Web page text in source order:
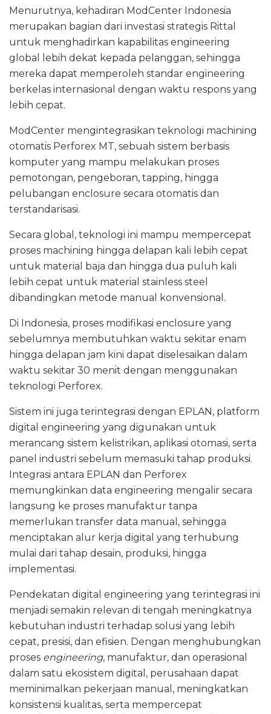
Menurutnya, kehadiran ModCenter Indonesia
merupakan bagian dari investasi strategis Rittal
untuk menghadirkan kapabilitas engineering
global lebih dekat kepada pelanggan, sehingga
mereka dapat memperoleh standar engineering
berkelas internasional dengan waktu respons yang
lebih cepat.
ModCenter mengintegrasikan teknologi machining
otomatis Perforex MT, sebuah sistem berbasis
komputer yang mampu melakukan proses
pemotongan, pengeboran, tapping, hingga
pelubangan enclosure secara otomatis dan
terstandarisasi.
Secara global, teknologi ini mampu mempercepat
proses machining hingga delapan kali lebih cepat
untuk material baja dan hingga dua puluh kali
lebih cepat untuk material stainless steel
dibandingkan metode manual konvensional.
Di Indonesia, proses modifikasi enclosure yang
sebelumnya membutuhkan waktu sekitar enam
hingga delapan jam kini dapat diselesaikan dalam
waktu sekitar 30 menit dengan menggunakan
teknologi Perforex.
Sistem ini juga terintegrasi dengan EPLAN, platform
digital engineering yang digunakan untuk
merancang sistem kelistrikan, aplikasi otomasi, serta
panel industri sebelum memasuki tahap produksi.
Integrasi antara EPLAN dan Perforex
memungkinkan data engineering mengalir secara
langsung ke proses manufaktur tanpa
memerlukan transfer data manual, sehingga
menciptakan alur kerja digital yang terhubung
mulai dari tahap desain, produksi, hingga
implementasi.
Pendekatan digital engineering yang terintegrasi ini
menjadi semakin relevan di tengah meningkatnya
kebutuhan industri terhadap solusi yang lebih
cepat, presisi, dan efisien. Dengan menghubungkan
proses engineering, manufaktur, dan operasional
dalam satu ekosistem digital, perusahaan dapat
meminimalkan pekerjaan manual, meningkatkan
konsistensi kualitas, serta mempercepat